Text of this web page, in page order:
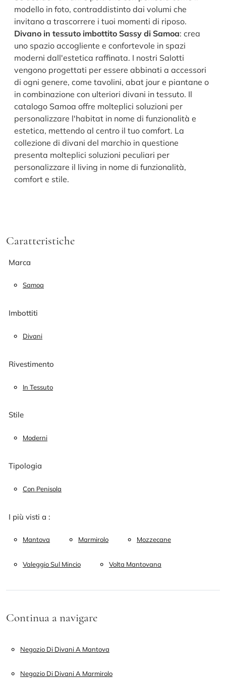
modello in foto, contraddistinto dai volumi che
invitano a trascorrere i tuoi momenti di riposo.
Divano in tessuto imbottito Sassy di Samoa: crea
uno spazio accogliente e confortevole in spazi
moderni dall'estetica raffinata. I nostri Salotti
vengono progettati per essere abbinati a accessori
di ogni genere, come tavolini, abat jour e piantane o
in combinazione con ulteriori divani in tessuto. Il
catalogo Samoa offre molteplici soluzioni per
personalizzare l'habitat in nome di funzionalità e
estetica, mettendo al centro il tuo comfort. La
collezione di divani del marchio in questione
presenta molteplici soluzioni peculiari per
personalizzare il living in nome di funzionalità,
comfort e stile.
Caratteristiche
Marca
Samoa
Imbottiti
Divani
Rivestimento
In Tessuto
Stile
Moderni
Tipologia
Con Penisola
I più visti a :
Mantova Marmirolo Mozzecane
Valeggio Sul Mincio Volta Mantovana
Continua a navigare
Negozio Di Divani A Mantova
Negozio Di Divani A Marmirolo